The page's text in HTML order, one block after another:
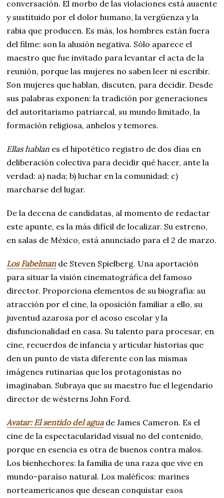
conversación. El morbo de las violaciones está ausente
y sustituido por el dolor humano, la vergüenza y la
rabia que producen. Es más, los hombres están fuera
del filme: son la alusión negativa. Sólo aparece el
maestro que fue invitado para levantar el acta de la
reunión, porque las mujeres no saben leer ni escribir.
Son mujeres que hablan, discuten, para decidir. Desde
sus palabras exponen: la tradición por generaciones
del autoritarismo patriarcal, su mundo limitado, la
formación religiosa, anhelos y temores.
Ellas hablan es el hipotético registro de dos días en
deliberación colectiva para decidir qué hacer, ante la
verdad: a) nada; b) luchar en la comunidad; c)
marcharse del lugar.
De la decena de candidatas, al momento de redactar
este apunte, es la más difícil de localizar. Su estreno,
en salas de México, está anunciado para el 2 de marzo.
Los Fabelmande Steven Spielberg. Una aportación
para situar la visión cinematográfica del famoso
director. Proporciona elementos de su biografía: su
atracción por el cine, la oposición familiar a ello, su
juventud azarosa por el acoso escolar y la
disfuncionalidad en casa. Su talento para procesar, en
cine, recuerdos de infancia y articular historias que
den un punto de vista diferente con las mismas
imágenes rutinarias que los protagonistas no
imaginaban. Subraya que su maestro fue el legendario
director de wésterns John Ford.
Avatar: El sentido del aguade James Cameron. Es el
cine de la espectacularidad visual no del contenido,
porque en esencia es otra de buenos contra malos.
Los bienhechores: la familia de una raza que vive en
mundo-paraíso natural. Los maléficos: marines
norteamericanos que desean conquistar esos